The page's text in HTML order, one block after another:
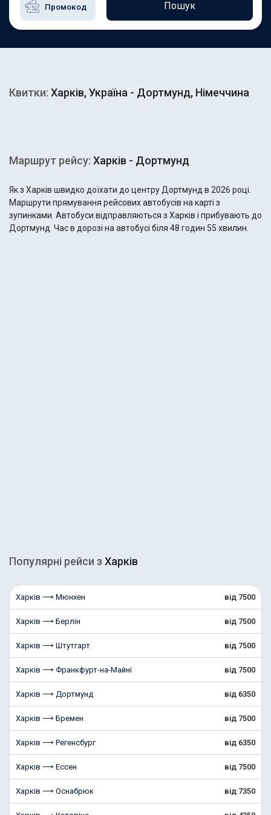
Пошук
Квитки: Харків, Україна - Дортмунд, Німеччина
Маршрут рейсу: Харків - Дортмунд
Як з Харків швидко доїхати до центру Дортмунд в 2026 році.
Маршрути прямування рейсових автобусів на карті з
зупинками. Автобуси відправляються з Харків і прибувають до
Дортмунд. Час в дорозі на автобусі біля 48 годин 55 хвилин.
Популярні рейcи з Харків
Харків ⟶ Мюнхен від 7500
Харків ⟶ Берлін від 7500
Харків ⟶ Штутгарт від 7500
Харків ⟶ Франкфурт-на-Майні від 7500
Харків ⟶ Дортмунд від 6350
Харків ⟶ Бремен від 7500
Харків ⟶ Регенсбург від 6350
Харків ⟶ Ессен від 7500
Харків ⟶ Оснабрюк від 7350